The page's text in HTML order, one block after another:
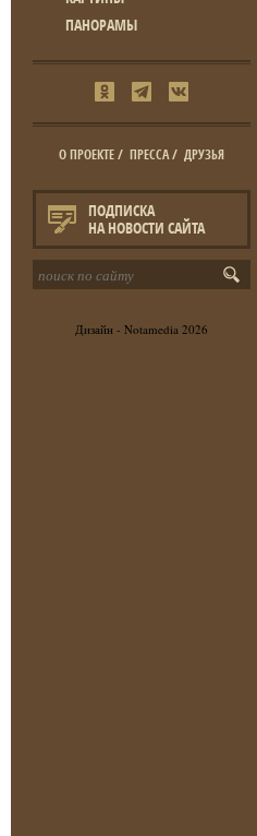
ПАНОРАМЫ
О ПРОЕКТЕ/ ПРЕССА/ ДРУЗЬЯ
ПОДПИСКА
НА НОВОСТИ САЙТА
Дизайн - Notamedia 2026